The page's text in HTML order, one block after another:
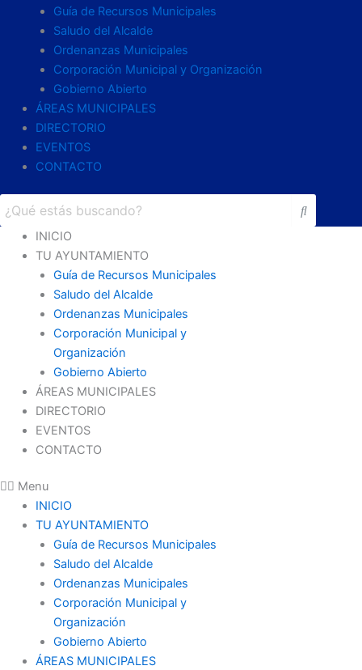
Guía de Recursos Municipales
Saludo del Alcalde
Ordenanzas Municipales
Corporación Municipal y Organización
Gobierno Abierto
ÁREAS MUNICIPALES
DIRECTORIO
EVENTOS
CONTACTO
INICIO
TU AYUNTAMIENTO
Guía de Recursos Municipales
Saludo del Alcalde
Ordenanzas Municipales
Corporación Municipal y
Organización
Gobierno Abierto
ÁREAS MUNICIPALES
DIRECTORIO
EVENTOS
CONTACTO
Menu
INICIO
TU AYUNTAMIENTO
Guía de Recursos Municipales
Saludo del Alcalde
Ordenanzas Municipales
Corporación Municipal y
Organización
Gobierno Abierto
ÁREAS MUNICIPALES